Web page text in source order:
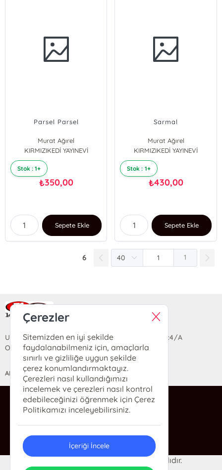
Parsel Parsel
Murat Ağırel
KIRMIZIKEDİ YAYINEVİ
Stok : 1+
₺350,00
Sepete Ekle
Sarmal
Murat Ağırel
KIRMIZIKEDİ YAYINEVİ
Stok : 1+
₺430,00
Sepete Ekle
6 1
Ra Yayın Kitabevi
Uzun Sokak Saray Çarşısı Lara Sineması Girişi No:4/A
Ortahisar/TRABZON
ANASAYFA YARDIM İLETİŞİM
ra@rakitap.com
0(462) 326 49 71
© 2024 Ra Kitabevi. Her hakkı saklıdır.
Çerezler
Sitemizden en iyi şekilde
faydalanabilmeniz için, amaçlarla
sınırlı ve gizliliğe uygun şekilde
çerez konumlandırmaktayız.
Çerezleri nasıl kullandığımızı
incelemek ve çerezleri nasıl kontrol
edebileceğinizi öğrenmek için Çerez
Politikamızı inceleyebilirsiniz.
İçeriği İncele